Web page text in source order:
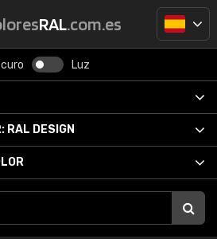
RAL.com.es
Luz
RAL DESIGN